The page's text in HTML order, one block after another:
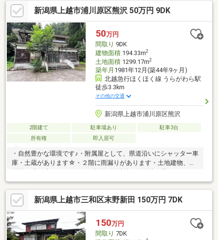
新潟県上越市浦川原区熊沢 50万円 9DK
50万円
間取り 9DK
建物面積194.33m2
土地面積1299.17m2
築年月 1981年12月(築44年9ヶ月)
北越急行ほくほく線 うらがわら駅
徒歩3.3km
その他の交通
新潟県上越市浦川原区熊沢
2階建て 駐車場あり
駐車3台
所有権
即入居可
・自然豊かな環境です♪・附属屋として、県道沿いにシャッター車
庫・土蔵があります☆・２階に雨漏りがあります・土地建物、設
ます
新潟県上越市三和区末野新田 150万円 7DK
150万円
間取り 7DK